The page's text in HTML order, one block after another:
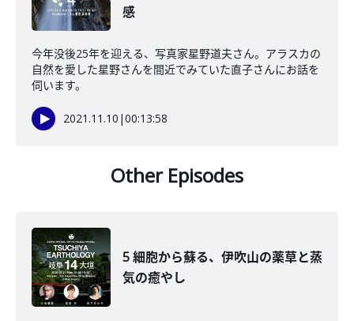
感
今年没後25年を迎える、写真家星野道夫さん。アラスカの
自然を愛した星野さんを間近でみていた直子さんにお話を
伺います。
2021.11.10 |00:13:58
Other Episodes
5 細胞から蘇る、伊吹山の薬草と蒸
気の癒やし